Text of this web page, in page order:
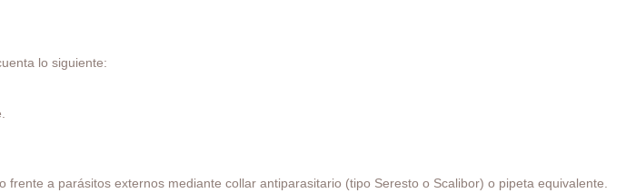
lo siguiente:
a parásitos externos mediante collar antiparasitario (tipo Seresto o Scalibor) o pipeta equivalente.